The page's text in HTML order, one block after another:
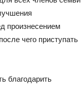
произнесением
чего приступать
благодарить